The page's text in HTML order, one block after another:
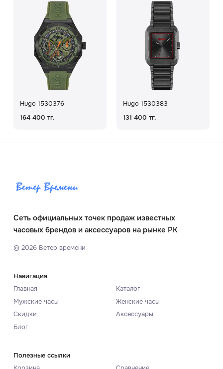
Hugo 1530376
164 400 тг.
Hugo 1530383
131 400 тг.
Сеть официальных точек продаж известных
часовых брендов и аксессуаров на рынке РК
© 2026Ветер времени
Навигация
Главная
Каталог
Мужские часы
Женские часы
Скидки
Аксессуары
Блог
Полезные ссылки